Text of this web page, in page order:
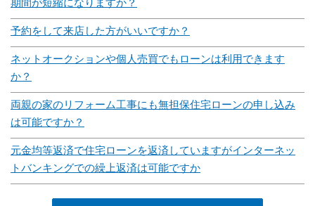
期間が短縮になりますか？
予約をして来店した方がいいですか？
ネットオークションや個人売買でもローンは利用できます
か？
両親の家のリフォーム工事にも無担保住宅ローンの申し込み
は可能ですか？
元金均等返済で住宅ローンを返済していますがインターネッ
トバンキングでの繰上返済は可能ですか